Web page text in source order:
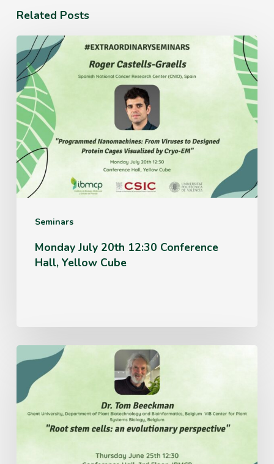
Related Posts
Seminars
Monday
July
20th
12:30
Conference
Hall,
Yellow
Cube
Monday July 20th 12:30 Conference
Hall, Yellow Cube
Thursday
June
25th
12:30